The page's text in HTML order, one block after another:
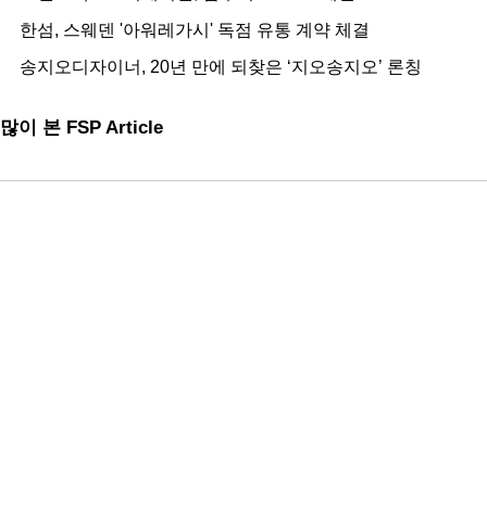
한섬, 스웨덴 '아워레가시' 독점 유통 계약 체결
​송지오디자이너, 20년 만에 되찾은 ‘지오송지오’ 론칭
많이 본 FSP Article